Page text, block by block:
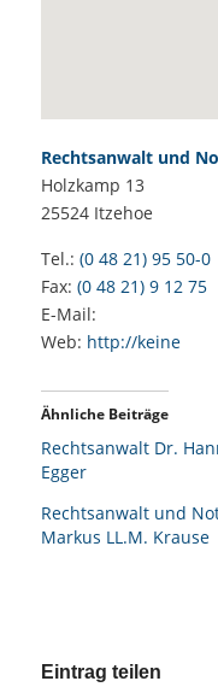
Rechtsanwalt und
Holzkamp 13
25524 Itzehoe
Tel.: (0 48 21) 95 50-0
Fax: (0 48 21) 9 12 75
E-Mail:
Web: http://keine
Ähnliche Beiträge
Rechtsanwalt Dr.
Egger
Rechtsanwalt und
Markus LL.M. Krause
Eintrag teilen